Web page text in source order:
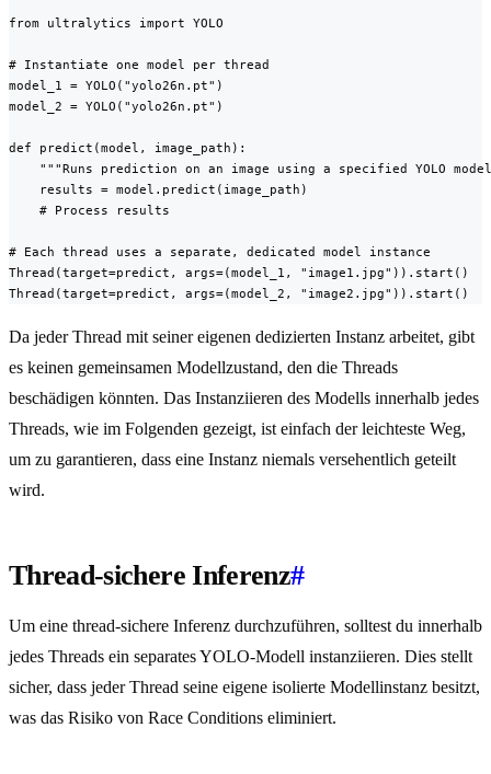
from ultralytics import YOLO
# Instantiate one model per thread
model_1 = YOLO("yolo26n.pt")
model_2 = YOLO("yolo26n.pt")
def predict(model, image_path):
"""Runs prediction on an image using a specified YOLO
    results = model.predict(image_path)
    # Process results
# Each thread uses a separate, dedicated model instance
Thread(target=predict, args=(model_1, "image1.jpg")).start()
Thread(target=predict, args=(model_2, "image2.jpg")).start()
Da jeder Thread mit seiner eigenen dedizierten Instanz arbeitet, gibt
es keinen gemeinsamen Modellzustand, den die Threads
beschädigen könnten. Das Instanziieren des Modells innerhalb jedes
Threads, wie im Folgenden gezeigt, ist einfach der leichteste Weg,
um zu garantieren, dass eine Instanz niemals versehentlich geteilt
wird.
Thread-sichere Inferenz#
Um eine thread-sichere Inferenz durchzuführen, solltest du innerhalb
jedes Threads ein separates YOLO-Modell instanziieren. Dies stellt
sicher, dass jeder Thread seine eigene isolierte Modellinstanz besitzt,
was das Risiko von Race Conditions eliminiert.